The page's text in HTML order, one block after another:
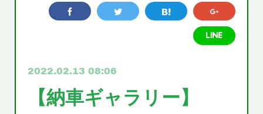
2022.02.13 08:06
【納車ギャラリー】